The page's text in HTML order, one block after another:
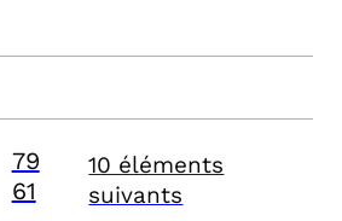
79
61
10 éléments
suivants